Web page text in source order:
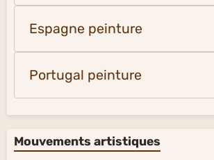
Espagne peinture
Portugal peinture
Mouvements artistiques